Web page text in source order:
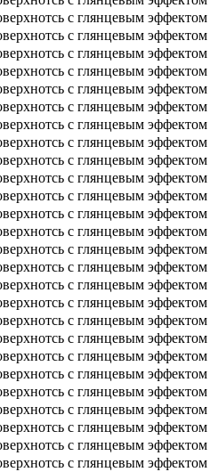
с глянцевым эффектом
с глянцевым эффектом
с глянцевым эффектом
с глянцевым эффектом
с глянцевым эффектом
с глянцевым эффектом
с глянцевым эффектом
с глянцевым эффектом
с глянцевым эффектом
с глянцевым эффектом
с глянцевым эффектом
с глянцевым эффектом
с глянцевым эффектом
с глянцевым эффектом
с глянцевым эффектом
с глянцевым эффектом
с глянцевым эффектом
с глянцевым эффектом
с глянцевым эффектом
с глянцевым эффектом
с глянцевым эффектом
с глянцевым эффектом
с глянцевым эффектом
с глянцевым эффектом
с глянцевым эффектом
с глянцевым эффектом